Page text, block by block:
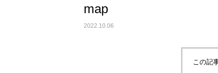
map
2022.10.06
この記